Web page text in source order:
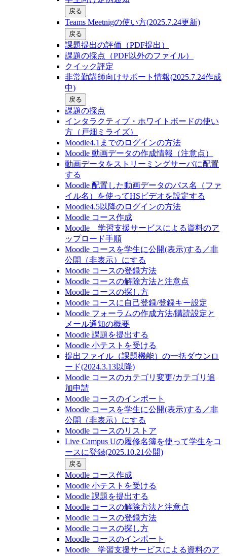
戻る
Teams Meetnigの使い方(2025.7.24更新)
戻る
課題提出の評価（PDF提出）
課題の採点（PDF以外のファイル）
クイック評定
非常勤講師向けサポート情報(2025.7.24作成
中)
戻る
課題の採点
インタラクティブ・ホワイトボードの使い
方（戸畑ミライズ）
Moodle4.1までのログインの方法
Moodle 動画データの作成情報（注意点）
動画データをストリーミングサーバに配置
する
Moodle 配置した動画データのパス名（ファ
イル名）を使ってHSビデオを設定する
Moodle4.5以降のログインの方法
Moodle コース作成
Moodle 学習支援サービスによる資料のア
ップロード手順
Moodle コースを学生に公開(表示)する／非
公開（非表示）にする
Moodle コースの登録⽅法
Moodle コースの解除方法と注意点
Moodle コースの探し⽅
Moodle コースに自己登録/登録キー設定
Moodle フォーラムの作成方法/購読設定と
メール通知の概要
Moodle 課題を提出する
Moodle 小テストを受ける
提出ファイル（課題機能）の一括ダウンロ
ード(2024.3.13以降)
Moodle コースのカテゴリ変更/カテゴリ追
加申請
Moodle コースのインポート
Moodle コースを学生に公開(表示)する／非
公開（非表示）にする
Moodle コースのリストア
Live Campus Uの履修名簿を使って学生をコ
ースに登録(2025.10.21公開)
戻る
Moodle コース作成
Moodle 小テストを受ける
Moodle 課題を提出する
Moodle コースの解除方法と注意点
Moodle コースの登録⽅法
Moodle コースの探し⽅
Moodle コースのインポート
Moodle 学習支援サービスによる資料のア